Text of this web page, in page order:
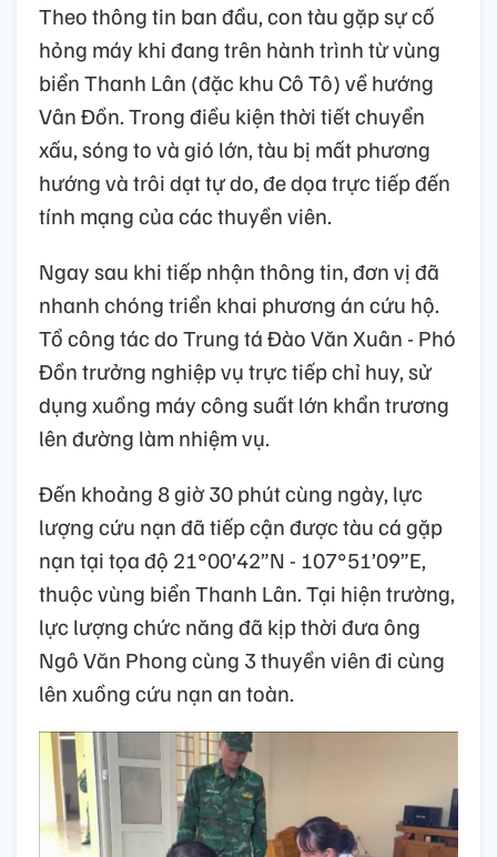
Theo thông tin ban đầu, con tàu gặp sự cố
hỏng máy khi đang trên hành trình từ vùng
biển Thanh Lân (đặc khu Cô Tô) về hướng
Vân Đồn. Trong điều kiện thời tiết chuyển
xấu, sóng to và gió lớn, tàu bị mất phương
hướng và trôi dạt tự do, đe dọa trực tiếp đến
tính mạng của các thuyền viên.
Ngay sau khi tiếp nhận thông tin, đơn vị đã
nhanh chóng triển khai phương án cứu hộ.
Tổ công tác do Trung tá Đào Văn Xuân - Phó
Đồn trưởng nghiệp vụ trực tiếp chỉ huy, sử
dụng xuồng máy công suất lớn khẩn trương
lên đường làm nhiệm vụ.
Đến khoảng 8 giờ 30 phút cùng ngày, lực
lượng cứu nạn đã tiếp cận được tàu cá gặp
nạn tại tọa độ 21°00’42”N - 107°51’09”E,
thuộc vùng biển Thanh Lân. Tại hiện trường,
lực lượng chức năng đã kịp thời đưa ông
Ngô Văn Phong cùng 3 thuyền viên đi cùng
lên xuồng cứu nạn an toàn.